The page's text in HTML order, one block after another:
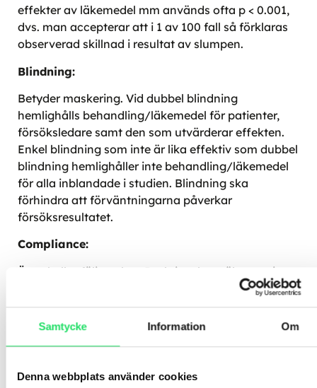
Samtycke Information Om
Denna webbplats använder cookies
effekter av läkemedel mm används ofta p < 0.001,
dvs. man accepterar att i 1 av 100 fall så förklaras
observerad skillnad i resultat av slumpen.
Blindning:
Betyder maskering. Vid dubbel blindning
hemlighålls behandling/läkemedel för patienter,
försöksledare samt den som utvärderar effekten.
Enkel blindning som inte är lika effektiv som dubbel
blindning hemlighåller inte behandling/läkemedel
för alla inblandade i studien. Blindning ska
förhindra att förväntningarna påverkar
försöksresultatet.
Compliance:
Även kallat följsamhet. Beskriver hur väl en patient
följer en rekommendation, t.ex. hur väl enligt
rekommendationer patienten tar ett läkemedel
ordinerat av läkare.
Dödlighet:
Delas upp i